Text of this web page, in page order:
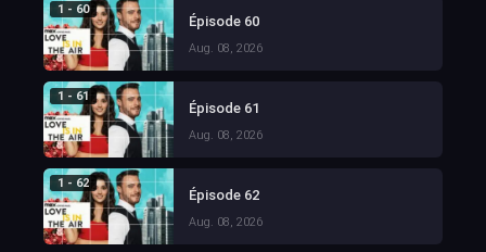
1 - 60
Épisode 60
Aug. 08, 2026
1 - 61
Épisode 61
Aug. 08, 2026
1 - 62
Épisode 62
Aug. 08, 2026